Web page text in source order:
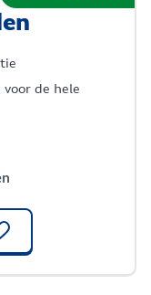
de hele